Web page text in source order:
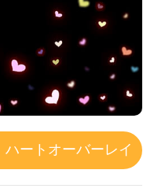
ハートオーバーレイ